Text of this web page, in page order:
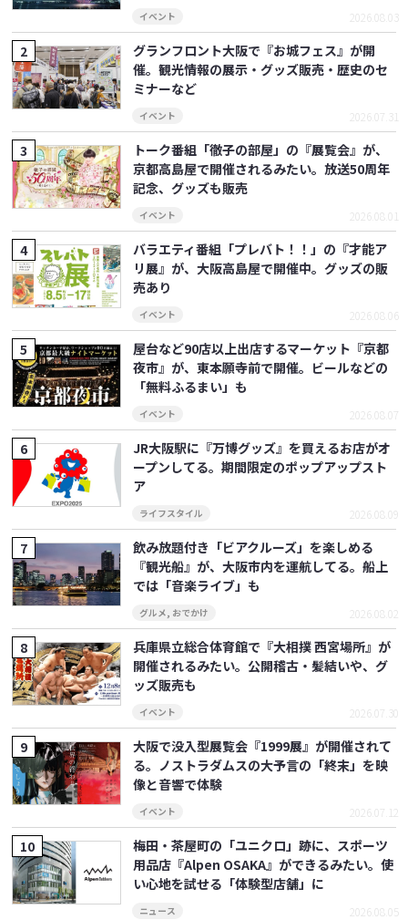
イベント 2026.08.03
グランフロント大阪で『お城フェス』が開
催。観光情報の展示・グッズ販売・歴史のセ
ミナーなど
イベント 2026.07.31
トーク番組「徹子の部屋」の『展覧会』が、
京都高島屋で開催されるみたい。放送50周年
記念、グッズも販売
イベント 2026.08.01
バラエティ番組「プレバト！！」の『才能ア
リ展』が、大阪高島屋で開催中。グッズの販
売あり
イベント 2026.08.06
屋台など90店以上出店するマーケット『京都
夜市』が、東本願寺前で開催。ビールなどの
「無料ふるまい」も
イベント 2026.08.07
JR大阪駅に『万博グッズ』を買えるお店がオ
ープンしてる。期間限定のポップアップスト
ア
ライフスタイル 2026.08.09
飲み放題付き「ビアクルーズ」を楽しめる
『観光船』が、大阪市内を運航してる。船上
では「音楽ライブ」も
グルメ, おでかけ 2026.08.02
兵庫県立総合体育館で『大相撲 西宮場所』が
開催されるみたい。公開稽古・髪結いや、グ
ッズ販売も
イベント 2026.07.30
大阪で没入型展覧会『1999展』が開催されて
る。ノストラダムスの大予言の「終末」を映
像と音響で体験
イベント 2026.07.12
梅田・茶屋町の「ユニクロ」跡に、スポーツ
用品店『Alpen OSAKA』ができるみたい。使
い心地を試せる「体験型店舗」に
ニュース 2026.08.05